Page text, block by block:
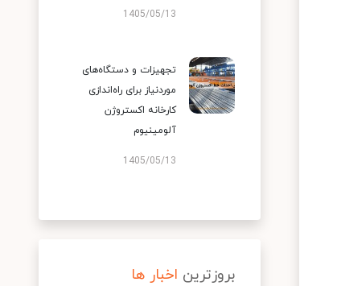
1405/05/13
تجهیزات و دستگاه‌های
موردنیاز برای راه‌اندازی
کارخانه اکستروژن
آلومینیوم
1405/05/13
بروزترین اخبار ها